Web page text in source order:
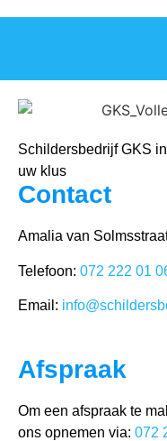
Schildersbedrijf GKS
uw klus
Contact
Amalia van
Telefoon: 072 222 01
Email:
Afspraak
Om een afspraak te
ons opnemen via: 072